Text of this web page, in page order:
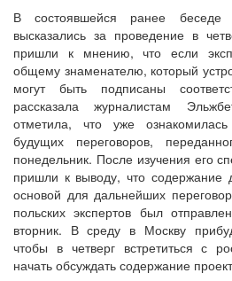
В состоявшейся ранее беседе
высказались за проведение в
пришли к мнению, что если
общему знаменателю, который
могут быть подписаны
рассказала журналистам
отметила, что уже
будущих переговоров,
понедельник. После изучения его
пришли к выводу, что содержание
основой для дальнейших
польских экспертов был
вторник. В среду в Москву
чтобы в четверг встретиться с
начать обсуждать содержание